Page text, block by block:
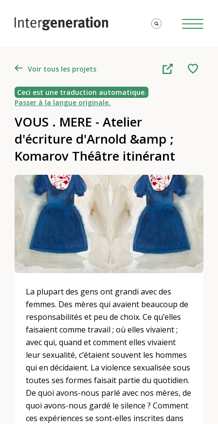
Voir tous les projets
Ceci est une traduction automatique.
Passer à la langue originale.
VOUS . MERE - Atelier
d'écriture d'Arnold &amp ;
Komarov Théâtre itinérant
La plupart des gens ont grandi avec des
femmes. Des mères qui avaient beaucoup de
responsabilités et peu de choix. Ce qu’elles
faisaient comme travail ; où elles vivaient ;
avec qui, quand et comment elles vivaient
leur sexualité, c’étaient souvent les hommes
qui en décidaient. La violence sexualisée sous
toutes ses formes faisait partie du quotidien.
De quoi avons-nous parlé avec nos mères, de
quoi avons-nous gardé le silence ? Comment
ces expériences se sont-elles inscrites dans